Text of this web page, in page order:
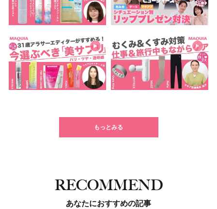
もっとみる
RECOMMEND
あなたにおすすめの記事